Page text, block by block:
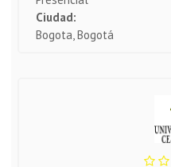
Ciudad:
Bogota, Bogotá